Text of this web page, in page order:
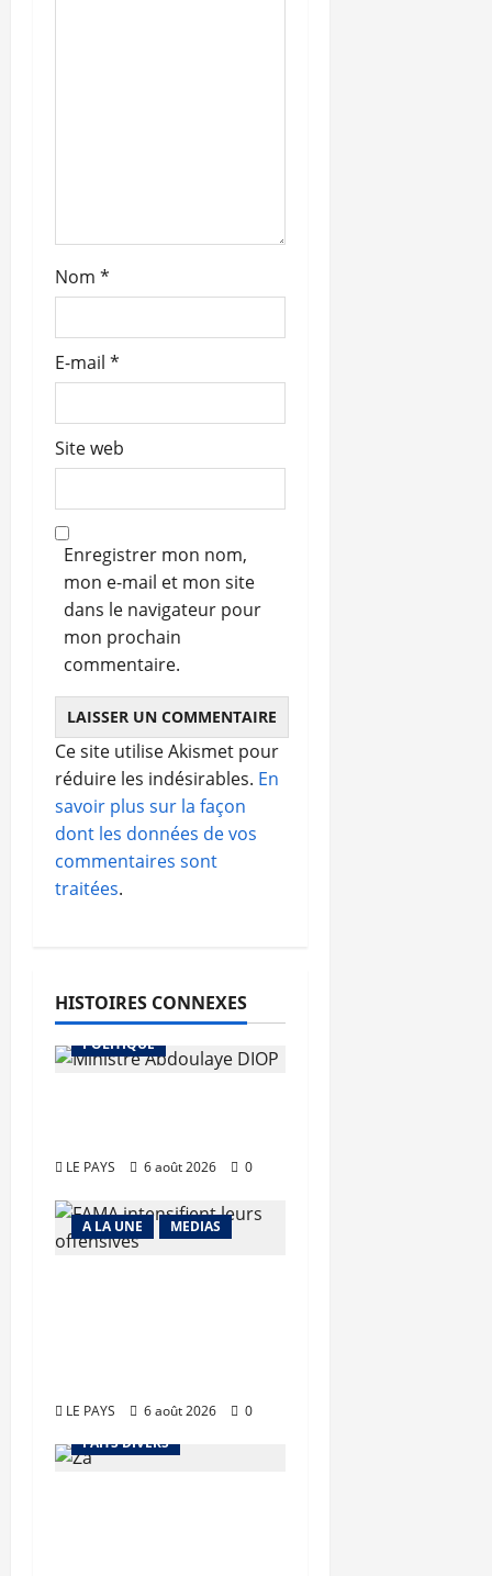
Nom *
E-mail *
Site web
Enregistrer mon nom,
mon e-mail et mon site
dans le navigateur pour
mon prochain
commentaire.
Ce site utilise Akismet pour
réduire les indésirables. En
savoir plus sur la façon
dont les données de vos
commentaires sont
traitées.
HISTOIRES CONNEXES
A LA UNE
MEDIAS
POLITIQUE
LE PAYS 6 août 2026 0
A LA UNE MEDIAS
LE PAYS 6 août 2026 0
A LA UNE
FAITS DIVERS